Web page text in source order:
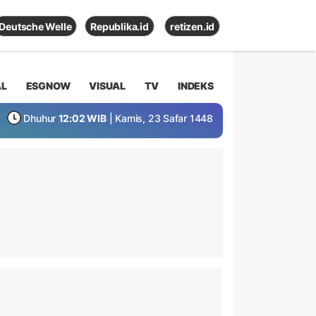
Deutsche Welle Republika.id retizen.id
ESGNOW VISUAL TV INDEKS
Dhuhur 12:02 WIB | Kamis, 23 Safar 1448